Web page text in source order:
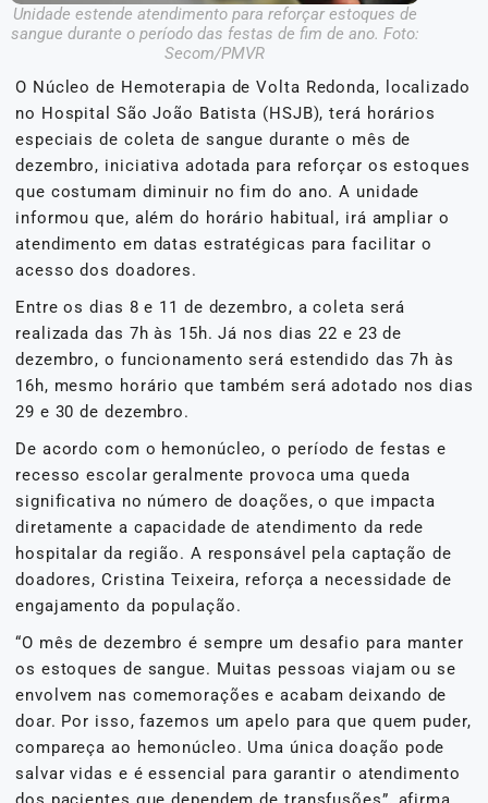
Unidade estende atendimento para reforçar estoques de
sangue durante o período das festas de fim de ano. Foto:
Secom/PMVR
O Núcleo de Hemoterapia de Volta Redonda, localizado
no Hospital São João Batista (HSJB), terá horários
especiais de coleta de sangue durante o mês de
dezembro, iniciativa adotada para reforçar os estoques
que costumam diminuir no fim do ano. A unidade
informou que, além do horário habitual, irá ampliar o
atendimento em datas estratégicas para facilitar o
acesso dos doadores.
Entre os dias 8 e 11 de dezembro, a coleta será
realizada das 7h às 15h. Já nos dias 22 e 23 de
dezembro, o funcionamento será estendido das 7h às
16h, mesmo horário que também será adotado nos dias
29 e 30 de dezembro.
De acordo com o hemonúcleo, o período de festas e
recesso escolar geralmente provoca uma queda
significativa no número de doações, o que impacta
diretamente a capacidade de atendimento da rede
hospitalar da região. A responsável pela captação de
doadores, Cristina Teixeira, reforça a necessidade de
engajamento da população.
“O mês de dezembro é sempre um desafio para manter
os estoques de sangue. Muitas pessoas viajam ou se
envolvem nas comemorações e acabam deixando de
doar. Por isso, fazemos um apelo para que quem puder,
compareça ao hemonúcleo. Uma única doação pode
salvar vidas e é essencial para garantir o atendimento